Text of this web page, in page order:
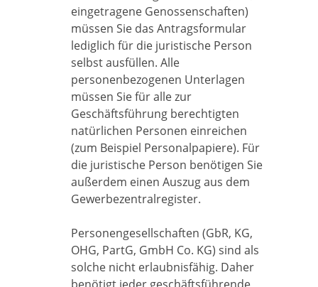
eingetragene Genossenschaften)
müssen Sie das Antragsformular
lediglich für die juristische Person
selbst ausfüllen. Alle
personenbezogenen Unterlagen
müssen Sie für alle zur
Geschäftsführung berechtigten
natürlichen Personen einreichen
(zum Beispiel Personalpapiere). Für
die juristische Person benötigen Sie
außerdem einen Auszug aus dem
Gewerbezentralregister.
Personengesellschaften (GbR, KG,
OHG, PartG, GmbH Co. KG) sind als
solche nicht erlaubnisfähig. Daher